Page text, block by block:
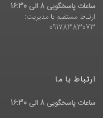
ساعات پاسخگویی 8 الی 16:30
ارتباط مستقیم با مدیریت:
09178383073
ارتباط با ما
ساعات پاسخگویی 8 الی 16:30